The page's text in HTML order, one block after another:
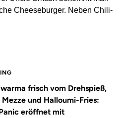
Cheeseburger. Neben Chili-
frisch vom Drehspieß,
Mezze und Halloumi-Fries:
eröffnet mit